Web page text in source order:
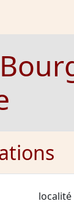
localité